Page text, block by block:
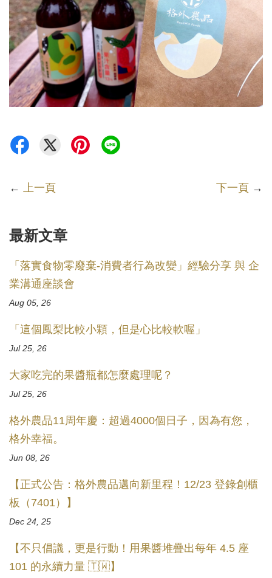
← 上一頁 下一頁 →
最新文章
「落實食物零廢棄-消費者行為改變」經驗分享 與 企
業溝通座談會
Aug 05, 26
「這個鳳梨比較小顆，但是心比較軟喔」
Jul 25, 26
大家吃完的果醬瓶都怎麼處理呢？
Jul 25, 26
格外農品11周年慶：超過4000個日子，因為有您，
格外幸福。
Jun 08, 26
【正式公告：格外農品邁向新里程！12/23 登錄創櫃
板（7401）】
Dec 24, 25
【不只倡議，更是行動！用果醬堆疊出每年 4.5 座
101 的永續力量 🇹🇼】